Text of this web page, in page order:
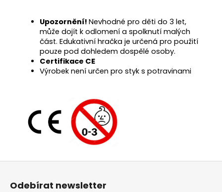
Upozornění! Nevhodné pro děti do 3 let,
může dojít k odlomení a spolknutí malých
část. Edukativní hračka je určená pro použití
pouze pod dohledem dospělé osoby.
Certifikace CE
Výrobek není určen pro styk s potravinami
Z
Odebírat newsletter